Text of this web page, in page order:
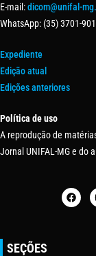
E-mail:dicom@unifal-
WhatsApp: (35) 3701-
Expediente
Edição atual
Edições anteriores
Política de uso
A reprodução de
Jornal UNIFAL-MG e do
SEÇÕES